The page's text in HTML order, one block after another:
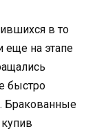
в то
еще на этапе
быстро
Бракованные